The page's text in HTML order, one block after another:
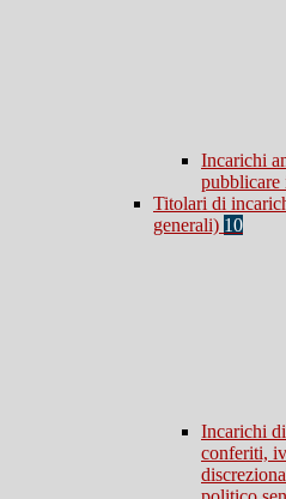
Incarichi
pubblicare
Titolari di
generali) 10
Incarichi
conferiti,